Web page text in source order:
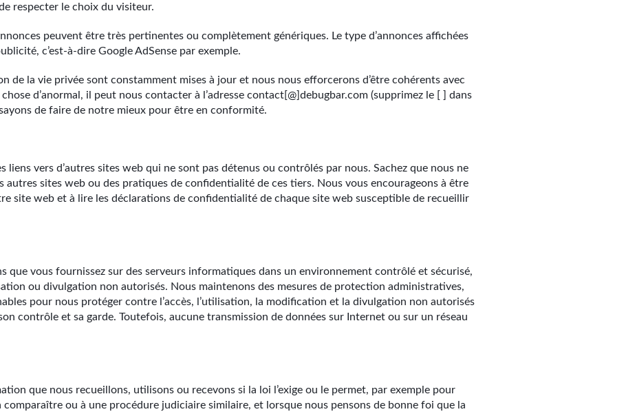
respecter le choix du visiteur.
peuvent être très pertinentes ou complètement génériques. Le type d’annonces affichées
c’est-à-dire Google AdSense par exemple.
de la vie privée sont constamment mises à jour et nous nous efforcerons d’être cohérents avec
d’anormal, il peut nous contacter à l’adresse contact[@]debugbar.com (supprimez le [ ] dans
de faire de notre mieux pour être en conformité.
vers d’autres sites web qui ne sont pas détenus ou contrôlés par nous. Sachez que nous ne
autres sites web ou des pratiques de confidentialité de ces tiers. Nous vous encourageons à être
site web et à lire les déclarations de confidentialité de chaque site web susceptible de recueillir
que vous fournissez sur des serveurs informatiques dans un environnement contrôlé et sécurisé,
ou divulgation non autorisés. Nous maintenons des mesures de protection administratives,
pour nous protéger contre l’accès, l’utilisation, la modification et la divulgation non autorisés
contrôle et sa garde. Toutefois, aucune transmission de données sur Internet ou sur un réseau
que nous recueillons, utilisons ou recevons si la loi l’exige ou le permet, par exemple pour
ou à une procédure judiciaire similaire, et lorsque nous pensons de bonne foi que la